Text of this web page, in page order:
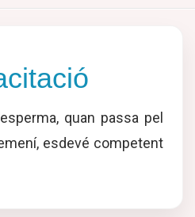
quan passa pel
esdevé competent